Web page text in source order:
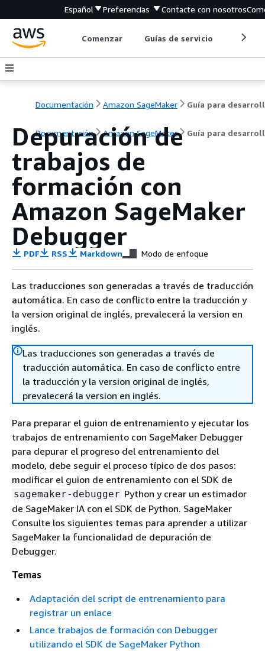
Español Preferencias Contacte con nosotros
Comenzar Guías de servicio
Documentación Amazon SageMaker
Documentación Amazon SageMaker Guía para
Depuración de
trabajos de
formación con
Amazon SageMaker
Debugger
PDF RSS Markdown Modo de enfoque
Las traducciones son generadas a través de traducción
automática. En caso de conflicto entre la traducción y
la version original de inglés, prevalecerá la version en
inglés.
Las traducciones son generadas a través de
traducción automática. En caso de conflicto entre
la traducción y la version original de inglés,
prevalecerá la version en inglés.
Para preparar el guion de entrenamiento y ejecutar los
trabajos de entrenamiento con SageMaker Debugger
para depurar el progreso del entrenamiento del
modelo, debe seguir el proceso típico de dos pasos:
modificar el guion de entrenamiento con el SDK de
sagemaker-debugger Python y crear un estimador
de SageMaker IA con el SDK de Python. SageMaker
Consulte los siguientes temas para aprender a utilizar
SageMaker la funcionalidad de depuración de
Debugger.
Temas
Adaptación del script de entrenamiento para
registrar un enlace
Lance trabajos de formación con Debugger
utilizando el SDK de SageMaker Python